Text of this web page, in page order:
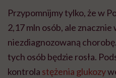
Przypomnijmy tylko, że w
2,17 mln osób, ale znacznie
niezdiagnozowaną
tych osób będzie rosła.
kontrola stężenia glukozy